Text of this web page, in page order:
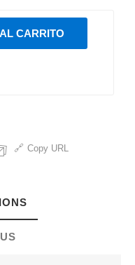
CARRITO
Copy URL